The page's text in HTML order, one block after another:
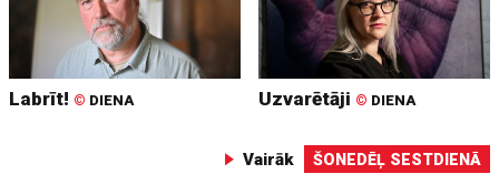
Labrīt! © DIENA Uzvarētāji © DIENA
Vairāk ŠONEDĒĻ SESTDIENĀ